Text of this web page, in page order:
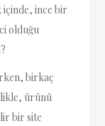
içinde, ince bir
olduğu
birkaç
ürünü
bir site